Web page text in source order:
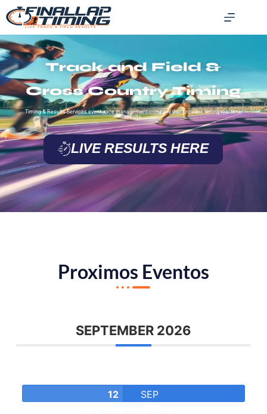
Track and Field &
Cross Country Timing
Timing & Results Services event ,race management company that provides timing real-time
results.
LIVE RESULTS HERE
Proximos Eventos
SEPTEMBER 2026
12 SEP